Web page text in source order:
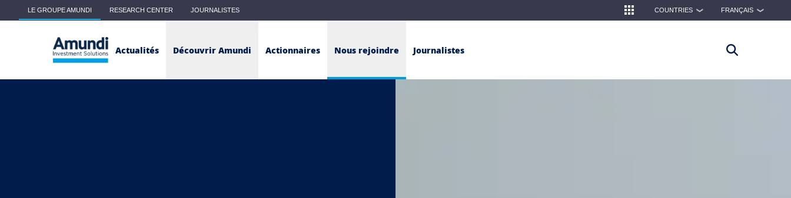
Skip to main content
LE GROUPE AMUNDI RESEARCH CENTER JOURNALISTES COUNTRIES ❯ FRANÇAIS ❯
Actualités Découvrir Amundi Actionnaires Nous rejoindre Journalistes